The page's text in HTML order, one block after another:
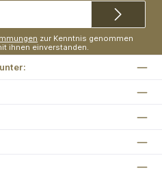
zur Kenntnis genommen
ihnen einverstanden.